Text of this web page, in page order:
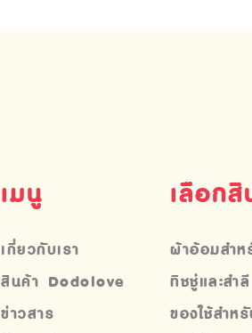
เมนู
เกี่ยวกับเรา
สินค้า Dodolove
ข่าวสาร
เลือก
ผ้าอ้อมสำห
ทิชชู่และสำลี
ของใช้สำห